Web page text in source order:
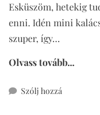
Esküszöm, hetekig
enni. Idén mini
szuper, így…
Olvass tovább...
Szólj hozzá